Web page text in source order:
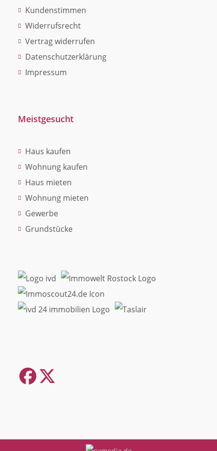
Kundenstimmen
Widerrufsrecht
Vertrag widerrufen
Datenschutzerklärung
Impressum
Meistgesucht
Haus kaufen
Wohnung kaufen
Haus mieten
Wohnung mieten
Gewerbe
Grundstücke
Facebook
Twitter